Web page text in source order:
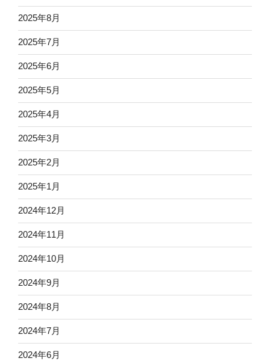
2025年8月
2025年7月
2025年6月
2025年5月
2025年4月
2025年3月
2025年2月
2025年1月
2024年12月
2024年11月
2024年10月
2024年9月
2024年8月
2024年7月
2024年6月